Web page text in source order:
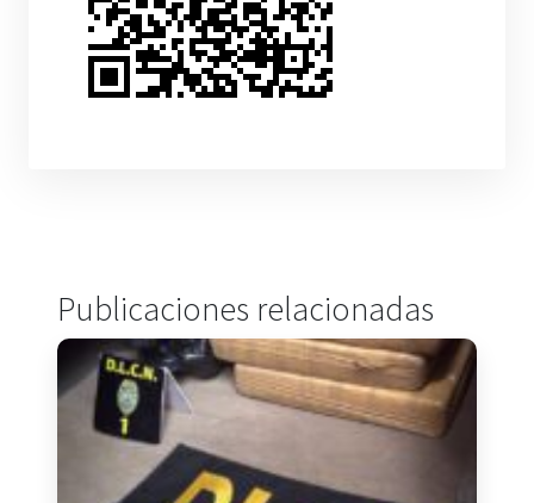
Publicaciones relacionadas